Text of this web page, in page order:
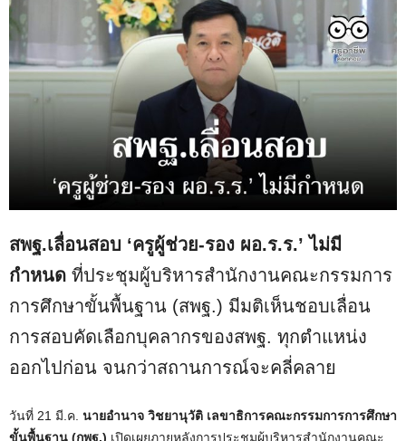
สพฐ.เลื่อนสอบ ‘ครูผู้ช่วย-รอง ผอ.ร.ร.’ ไม่มี
กำหนด ที่ประชุมผู้บริหารสำนักงานคณะกรรมการ
การศึกษาขั้นพื้นฐาน (สพฐ.) มีมติเห็นชอบเลื่อน
การสอบคัดเลือกบุคลากรของสพฐ. ทุกตำแหน่ง
ออกไปก่อน จนกว่าสถานการณ์จะคลี่คลาย
วันที่ 21 มี.ค. นายอำนาจ วิชยานุวัติ เลขาธิการคณะกรรมการการศึกษา
ขั้นพื้นฐาน (กพฐ.) เปิดเผยภายหลังการประชุมผู้บริหารสำนักงานคณะ